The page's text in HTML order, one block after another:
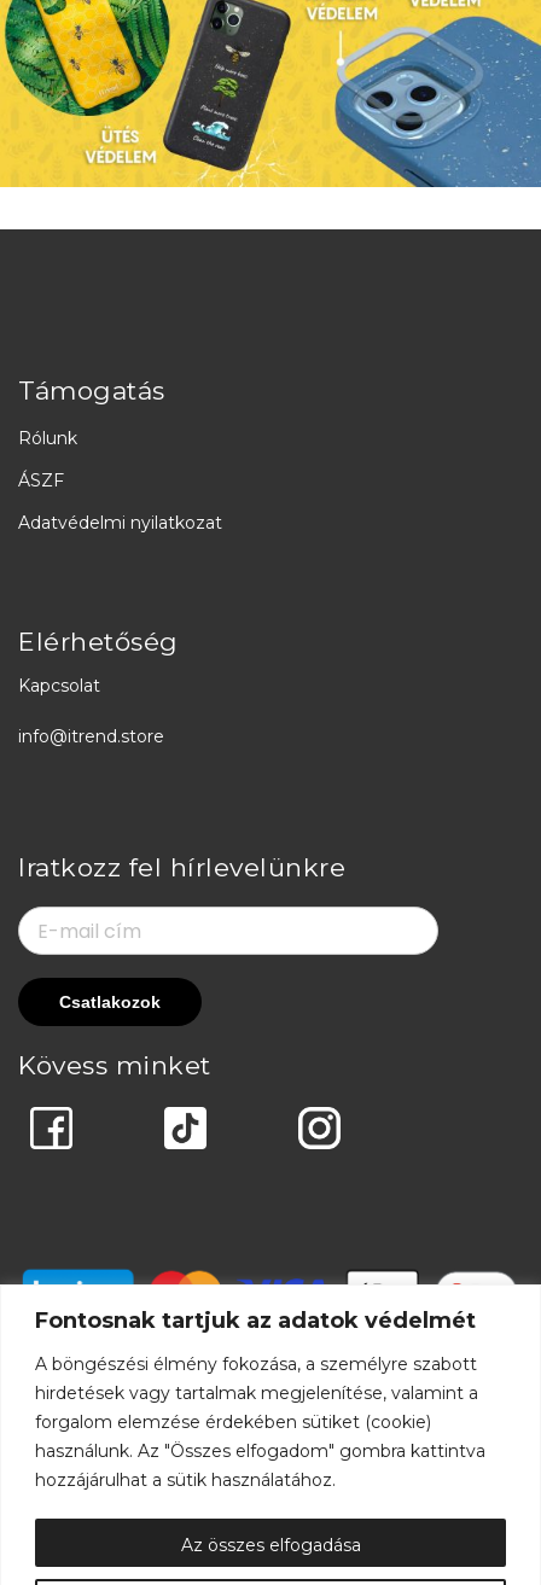
Fontosnak tartjuk az adatok védelmét
A böngészési élmény fokozása, a személyre szabott
hirdetések vagy tartalmak megjelenítése, valamint a
forgalom elemzése érdekében sütiket (cookie)
használunk. Az "Összes elfogadom" gombra kattintva
hozzájárulhat a sütik használatához.
Az összes elfogadása
Támogatás
Rólunk
ÁSZF
Adatvédelmi nyilatkozat
Elérhetőség
Kapcsolat
info@itrend.store
Iratkozz fel hírlevelünkre
Kövess minket